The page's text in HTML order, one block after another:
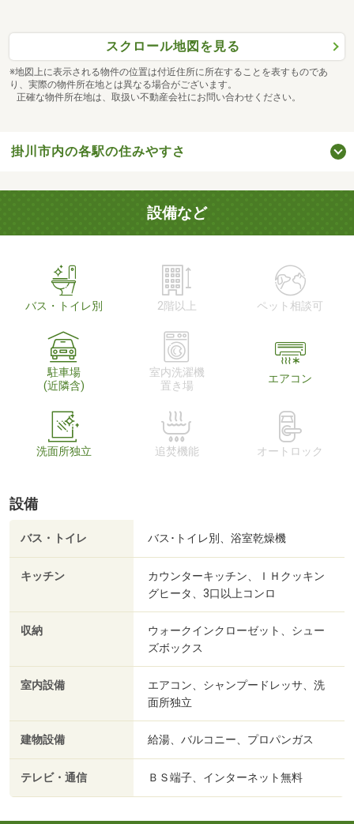
スクロール地図を見る
※地図上に表示される物件の位置は付近住所に所在することを表すものであ
り、実際の物件所在地とは異なる場合がございます。
正確な物件所在地は、取扱い不動産会社にお問い合わせください。
掛川市内の各駅の住みやすさ
設備など
バス・トイレ別 2階以上 ペット相談可
駐車場
(近隣含)
室内洗濯機
置き場
エアコン
洗面所独立 追焚機能 オートロック
設備
バス・トイレ バス･トイレ別、浴室乾燥機
キッチン
カウンターキッチン、ＩＨクッキン
グヒータ、3口以上コンロ
収納
ウォークインクローゼット、シュー
ズボックス
室内設備
エアコン、シャンプードレッサ、洗
面所独立
建物設備 給湯、バルコニー、プロパンガス
テレビ・通信 ＢＳ端子、インターネット無料